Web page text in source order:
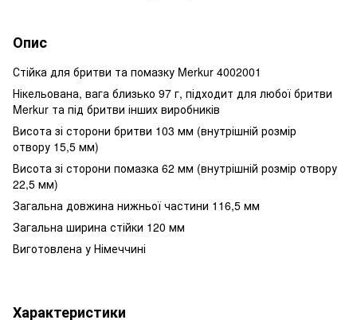
Опис
Стійка для бритви та помазку Merkur 4002001
Нікельована, вага близько 97 г, підходит для любої бритви
Merkur та під бритви інших виробників
Висота зі сторони бритви 103 мм (внутрішній розмір
отвору 15,5 мм)
Висота зі сторони помазка 62 мм (внутрішній розмір отвору
22,5 мм)
Загальна довжина нижньої частини 116,5 мм
Загальна ширина стійки 120 мм
Виготовлена у Німеччині
Характеристики